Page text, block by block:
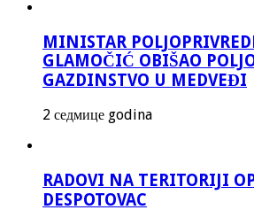
MINISTAR
GLAMOČIĆ OBIŠAO
GAZDINSTVO U MEDVEĐI
2 седмице godina
RADOVI NA TERITORIJI
DESPOTOVAC